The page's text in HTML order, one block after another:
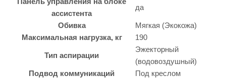
ассистента
да
Обивка
Мягкая (Экокожа)
Максимальная нагрузка, кг
190
Тип аспирации
Эжекторный
(водовоздушный)
Подвод коммуникаций
Под креслом